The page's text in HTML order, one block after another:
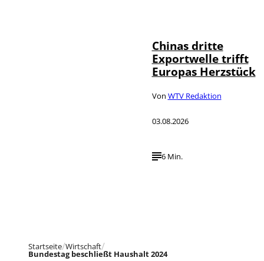
Chinas dritte
Exportwelle trifft
Europas Herzstück
Von WTV Redaktion
03.08.2026
6 Min.
Startseite Wirtschaft
Bundestag beschließt Haushalt 2024